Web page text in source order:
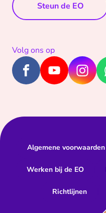
Steun de EO
Volg ons op
Algemene voorwaarden
Werken bij de EO
Richtlijnen